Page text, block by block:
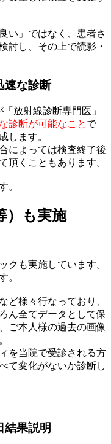
い」ではなく、患者さ
討し、その上で読影・
速な診断
放射線診断専門医」
診断が可能なこと で
します。
によっては検査終了後
頂くこともあります。
。
）も実施
クも実施しています。
。
ど様々行なっており、
ん全てデータとして保
ご本人様の過去の画像
を当院で受診される方
て変化がないか診断し
結果説明